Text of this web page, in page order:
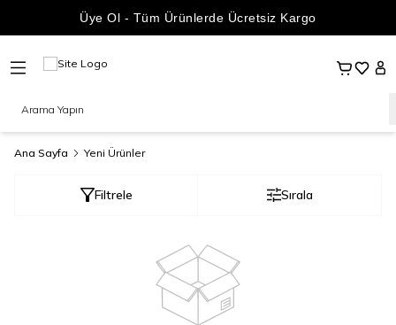
Üye Ol - Tüm Ürünlerde Ücretsiz Kargo
Sepetim
Ana Sayfa Yeni Ürünler
Filtrele Sırala